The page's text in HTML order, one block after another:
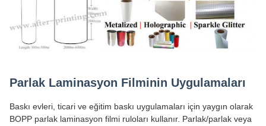
Parlak Laminasyon Filminin Uygulamaları
Baskı evleri, ticari ve eğitim baskı uygulamaları için yaygın olarak
BOPP parlak laminasyon filmi ruloları kullanır. Parlak/parlak veya